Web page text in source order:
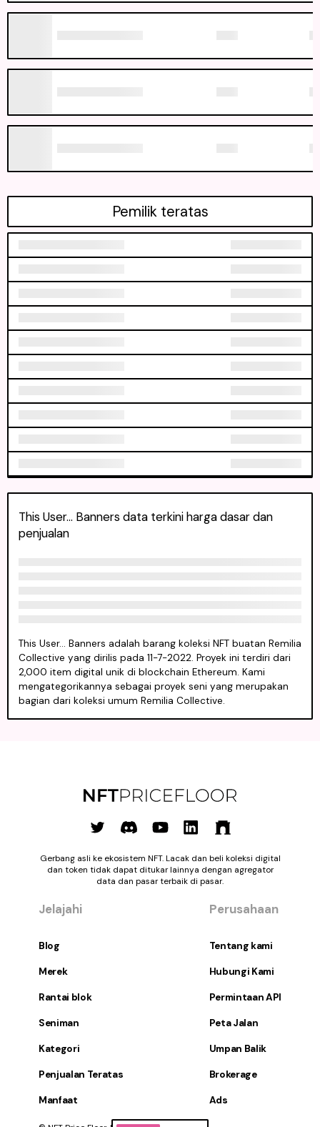
This User... Banners data terkini harga dasar dan
penjualan
This User... Banners adalah barang koleksi NFT buatan Remilia
Collective yang dirilis pada 11-7-2022. Proyek ini terdiri dari
2,000 item digital unik di blockchain Ethereum. Kami
mengategorikannya sebagai proyek seni yang merupakan
bagian dari koleksi umum Remilia Collective.
Pemilik teratas
Gerbang asli ke ekosistem NFT. Lacak dan beli koleksi digital
dan token tidak dapat ditukar lainnya dengan agregator
data dan pasar terbaik di pasar.
Jelajahi
Blog
Merek
Rantai blok
Seniman
Kategori
Penjualan Teratas
Manfaat
Perusahaan
Tentang kami
Hubungi Kami
Permintaan API
Peta Jalan
Umpan Balik
Brokerage
Ads